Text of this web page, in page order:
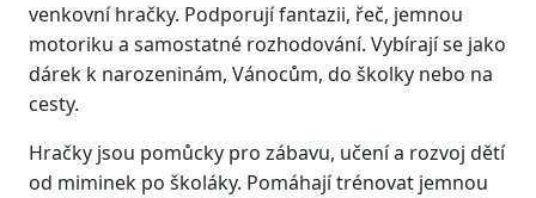
venkovní hračky. Podporují fantazii, řeč, jemnou
motoriku a samostatné rozhodování. Vybírají se jako
dárek k narozeninám, Vánocům, do školky nebo na
cesty.
Hračky jsou pomůcky pro zábavu, učení a rozvoj dětí
od miminek po školáky. Pomáhají trénovat jemnou